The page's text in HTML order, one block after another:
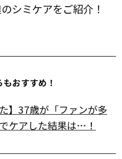
シミケアをご紹介！
おすすめ！
】37歳が「ファンが多
ケアした結果は…！